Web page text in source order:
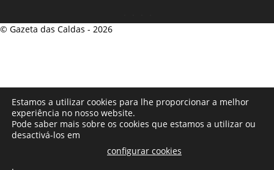
© Gazeta das Caldas - 2026
Estamos a utilizar cookies para lhe proporcionar a melhor
experiência no nosso website.
Pode saber mais sobre os cookies que estamos a utilizar ou
desactivá-los em
configurar cookies
.